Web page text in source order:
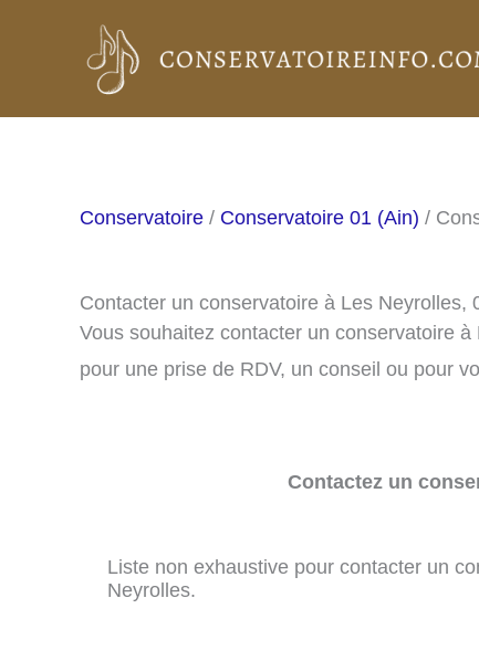
Conservatoire / Conservatoire 01 (Ain) /
Contacter un conservatoire à Les Neyrolles,
Vous souhaitez contacter un conservatoire
pour une prise de RDV, un conseil ou pour
Contactez un
Liste non exhaustive pour contacter un
Neyrolles.